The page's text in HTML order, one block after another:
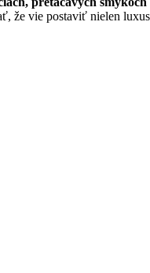
že vie postaviť nielen